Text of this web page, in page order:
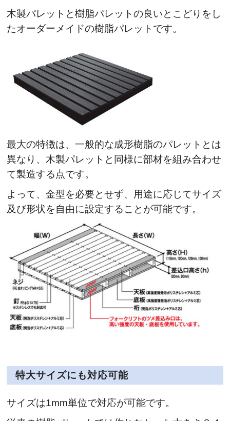
木製パレットと樹脂パレットの良いとこどりをし
たオーダーメイドの樹脂パレットです。
最大の特徴は、一般的な成形樹脂のパレットとは
異なり、木製パレットと同様に部材を組み合わせ
て製造する点です。
よって、金型を必要とせず、用途に応じてサイズ
及び形状を自由に設定することが可能です。
特大サイズにも対応可能
サイズは1mm単位で対応が可能です。